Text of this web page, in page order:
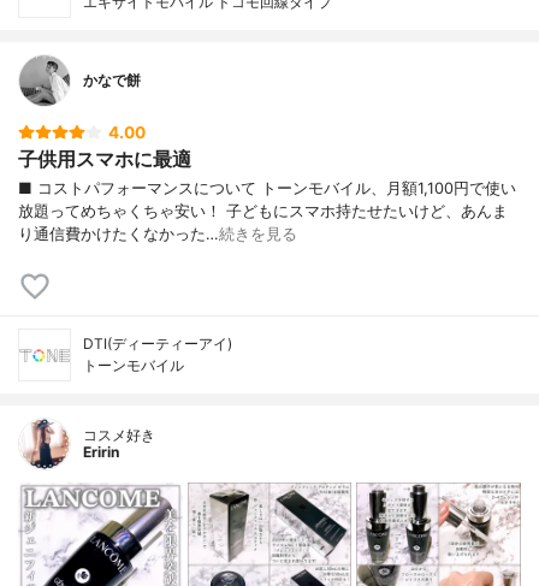
かなで餅
4.00
子供用スマホに最適
■ コストパフォーマンスについて トーンモバイル、月額1,100円で使い
放題ってめちゃくちゃ安い！ 子どもにスマホ持たせたいけど、あんま
り通信費かけたくなかった…続きを見る
DTI(ディーティーアイ)
トーンモバイル
コスメ好き
Eririn